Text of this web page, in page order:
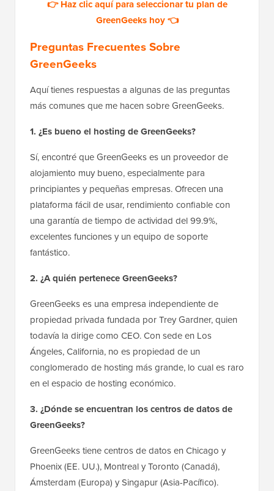
👉 Haz clic aquí para seleccionar tu plan de
GreenGeeks hoy 👈
Preguntas Frecuentes Sobre
GreenGeeks
Aquí tienes respuestas a algunas de las preguntas
más comunes que me hacen sobre GreenGeeks.
1. ¿Es bueno el hosting de GreenGeeks?
Sí, encontré que GreenGeeks es un proveedor de
alojamiento muy bueno, especialmente para
principiantes y pequeñas empresas. Ofrecen una
plataforma fácil de usar, rendimiento confiable con
una garantía de tiempo de actividad del 99.9%,
excelentes funciones y un equipo de soporte
fantástico.
2. ¿A quién pertenece GreenGeeks?
GreenGeeks es una empresa independiente de
propiedad privada fundada por Trey Gardner, quien
todavía la dirige como CEO. Con sede en Los
Ángeles, California, no es propiedad de un
conglomerado de hosting más grande, lo cual es raro
en el espacio de hosting económico.
3. ¿Dónde se encuentran los centros de datos de
GreenGeeks?
GreenGeeks tiene centros de datos en Chicago y
Phoenix (EE. UU.), Montreal y Toronto (Canadá),
Ámsterdam (Europa) y Singapur (Asia-Pacífico).